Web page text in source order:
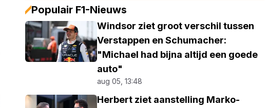
Populair F1-Nieuws
Windsor ziet groot verschil tussen
Verstappen en Schumacher:
"Michael had bijna altijd een goede
auto"
aug 05, 13:48
Herbert ziet aanstelling Marko-